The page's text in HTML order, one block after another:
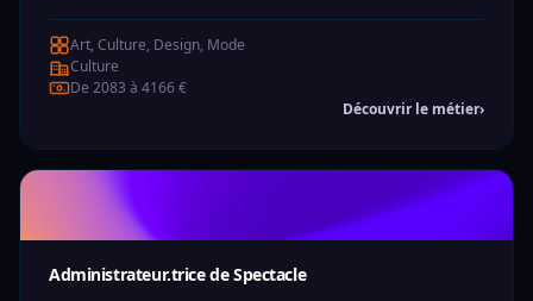
Art, Culture, Design, Mode
Culture
De 2083 à 4166 €
Découvrir le métier›
Administrateur.trice de Spectacle